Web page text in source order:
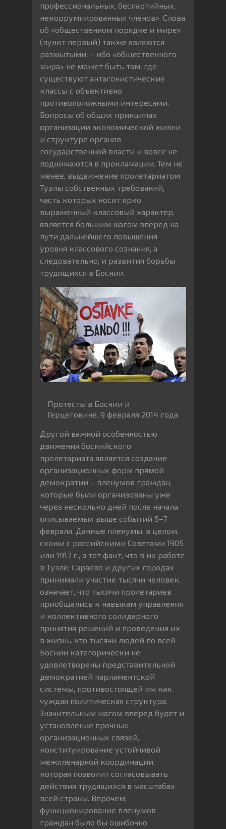
профессиональных, беспартийных,
некоррумпированных членов». Слова
об «общественном порядке и мире»
(пункт первый) также являются
размытыми, – ибо «общественного
мира» не может быть там, где
существуют антагонистические
классы с объективно
противоположными интересами.
Вопросы об общих принципах
организации экономической жизни
и структуре органов
государственной власти и вовсе не
поднимаются в прокламации. Тем не
менее, выдвижение пролетариатом
Тузлы собственных требований,
часть которых носит ярко
выраженный классовый характер,
является большим шагом вперед на
пути дальнейшего повышения
уровня классового сознания, а
следовательно, и развития борьбы
трудящихся в Боснии.
Протесты в Боснии и
Герцеговине. 9 февраля 2014 года
Другой важной особенностью
движения боснийского
пролетариата является создание
организационных форм прямой
демократии – пленумов граждан,
которые были организованы уже
через несколько дней после начала
описываемых выше событий 5–7
февраля. Данные пленумы, в целом,
схожи с российскими Советами 1905
или 1917 г., а тот факт, что в их работе
в Тузле, Сараево и других городах
принимали участие тысячи человек,
означает, что тысячи пролетариев
приобщались к навыкам управления
и коллективного солидарного
принятия решений и проведения их
в жизнь, что тысячи людей по всей
Боснии категорически не
удовлетворены представительной
демократией парламентской
системы, противостоящей им как
чуждая политическая структура.
Значительным шагом вперед будет и
установление прочных
организационных связей,
конституирование устойчивой
межпленарной координации,
которая позволит согласовывать
действия трудящихся в масштабах
всей страны. Впрочем,
функционирование пленумов
граждан было бы ошибочно